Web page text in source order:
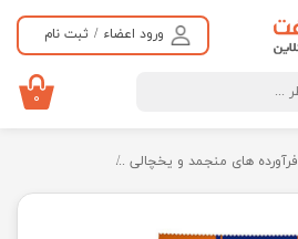
ورود اعضاء / ثبت نام
۰
فرآورده های منجمد و یخچالی